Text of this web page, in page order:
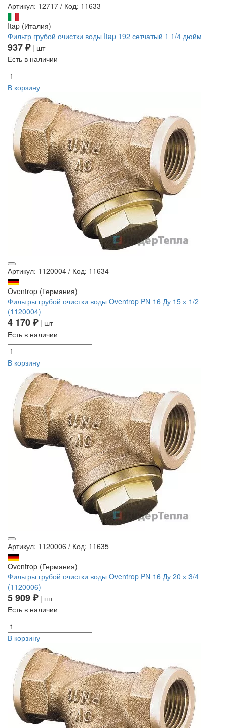
Артикул: 12717 / Код: 11633
Itap (Италия)
Фильтр грубой очистки воды Itap 192 сетчатый 1 1/4 дюйм
937 ₽| шт
Есть в наличии
В корзину
Артикул: 1120004 / Код: 11634
Oventrop (Германия)
Фильтры грубой очистки воды Oventrop PN 16 Ду 15 х 1/2
(1120004)
4 170 ₽| шт
Есть в наличии
В корзину
Артикул: 1120006 / Код: 11635
Oventrop (Германия)
Фильтры грубой очистки воды Oventrop PN 16 Ду 20 х 3/4
(1120006)
5 909 ₽| шт
Есть в наличии
В корзину